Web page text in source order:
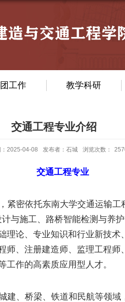
工作 教学科研
交通工程专业介绍
2025-04-08 发布者：石城 浏览次数：
交通工程专业
紧密依托东南大学交通运输工
与施工、 路桥智能检测与养护
论、专业知识和行业新技术
、注册建造师、监理工程师
工作的高素质应用型人才。
建、桥梁、铁道和民航等领域